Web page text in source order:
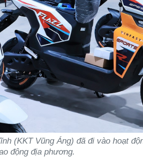
(KKT Vũng Áng) đã đi vào hoạt
động địa phương.